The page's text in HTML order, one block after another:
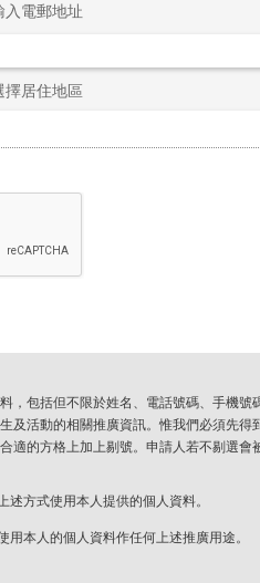
擇居住地區
，包括但不限於姓名、電話號碼、手機
及活動的相關推廣資訊。惟我們必須先
適的方格上加上剔號。申請人若不剔選
方式使用本人提供的個人資料。
本人的個人資料作任何上述推廣用途。